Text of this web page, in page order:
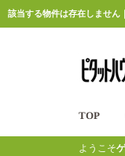
該当する物件は存在しません
TOP
ようこそ